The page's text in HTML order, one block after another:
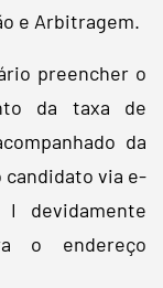
e Arbitragem.
preencher o
da taxa de
da
via e-
devidamente
o endereço